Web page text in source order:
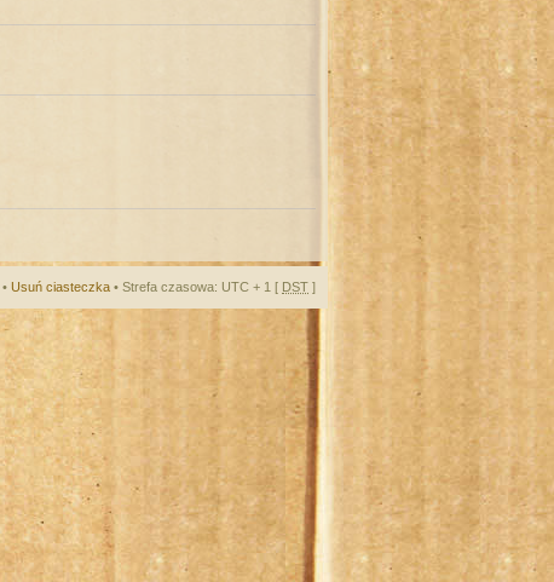
• Usuń ciasteczka • Strefa czasowa: UTC + 1 [ DST ]